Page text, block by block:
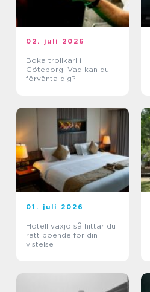
02. juli 2026
Boka trollkarl i
Göteborg: Vad kan du
förvänta dig?
01. juli 2026
Hotell växjö så hittar du
rätt boende för din
vistelse